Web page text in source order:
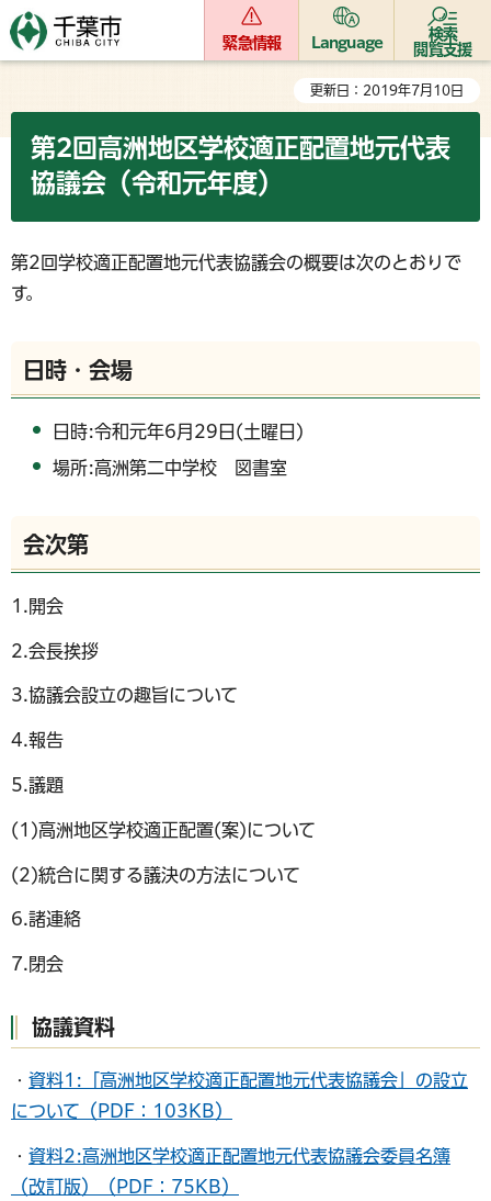
緊急情報 Language
検索
閲覧支援
更新日：2019年7月10日
第2回高洲地区学校適正配置地元代表
協議会（令和元年度）
第2回学校適正配置地元代表協議会の概要は次のとおりで
す。
日時・会場
日時:令和元年6月29日(土曜日)
場所:高洲第二中学校 図書室
会次第
1.開会
2.会長挨拶
3.協議会設立の趣旨について
4.報告
5.議題
(1)高洲地区学校適正配置(案)について
(2)統合に関する議決の方法について
6.諸連絡
7.閉会
協議資料
・ 資料1:「高洲地区学校適正配置地元代表協議会」の設立
について（PDF：103KB）
・ 資料2:高洲地区学校適正配置地元代表協議会委員名簿
（改訂版）（PDF：75KB）